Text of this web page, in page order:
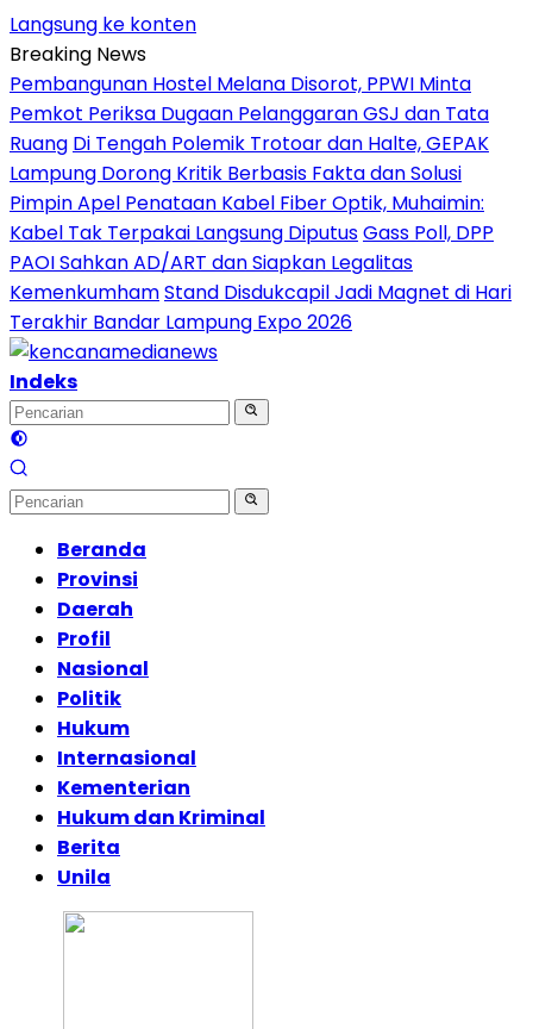
Langsung ke konten
Breaking News
Pembangunan Hostel Melana Disorot, PPWI Minta
Pemkot Periksa Dugaan Pelanggaran GSJ dan Tata
Ruang Di Tengah Polemik Trotoar dan Halte, GEPAK
Lampung Dorong Kritik Berbasis Fakta dan Solusi
Pimpin Apel Penataan Kabel Fiber Optik, Muhaimin:
Kabel Tak Terpakai Langsung DiputusGass Poll, DPP
PAOI Sahkan AD/ART dan Siapkan Legalitas
KemenkumhamStand Disdukcapil Jadi Magnet di Hari
Terakhir Bandar Lampung Expo 2026
Indeks
Beranda
Provinsi
Daerah
Profil
Nasional
Politik
Hukum
Internasional
Kementerian
Hukum dan Kriminal
Berita
Unila